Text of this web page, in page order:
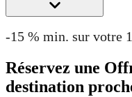
-15 % min. sur votre
Réservez une
destination